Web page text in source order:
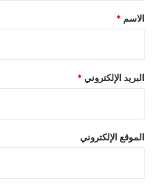
*
الاسم *
البريد الإلكتروني *
الموقع الإلكتروني